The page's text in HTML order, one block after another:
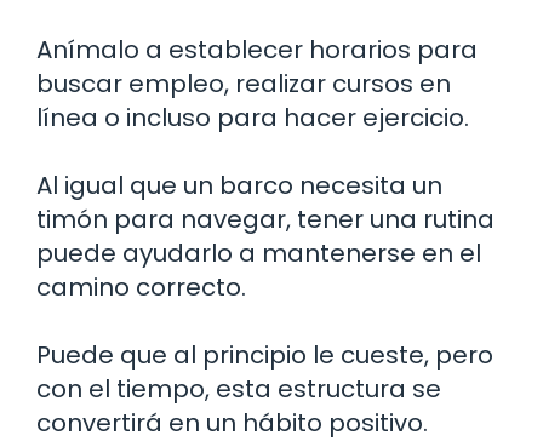
Anímalo a establecer horarios para
buscar empleo, realizar cursos en
línea o incluso para hacer ejercicio.
Al igual que un barco necesita un
timón para navegar, tener una rutina
puede ayudarlo a mantenerse en el
camino correcto.
Puede que al principio le cueste, pero
con el tiempo, esta estructura se
convertirá en un hábito positivo.